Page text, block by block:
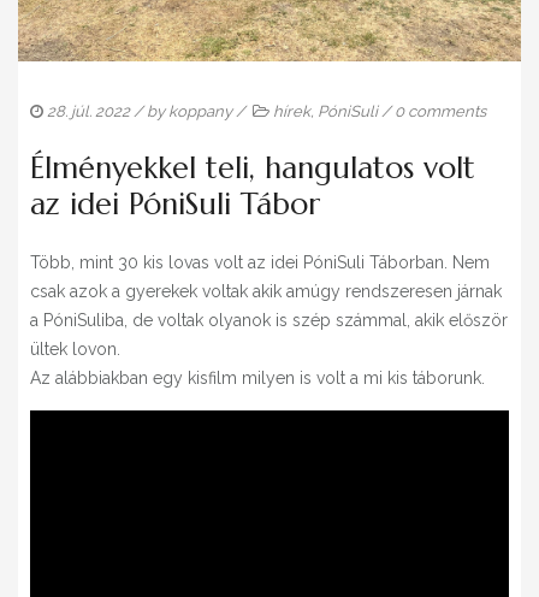
ELÉRHETŐSÉG
28. júl. 2022/ by koppany/ hírek, PóniSuli/0 comments
Élményekkel teli, hangulatos volt
az idei PóniSuli Tábor
Több, mint 30 kis lovas volt az idei PóniSuli Táborban. Nem
csak azok a gyerekek voltak akik amúgy rendszeresen járnak
a PóniSuliba, de voltak olyanok is szép számmal, akik először
ültek lovon.
Az alábbiakban egy kisfilm milyen is volt a mi kis táborunk.